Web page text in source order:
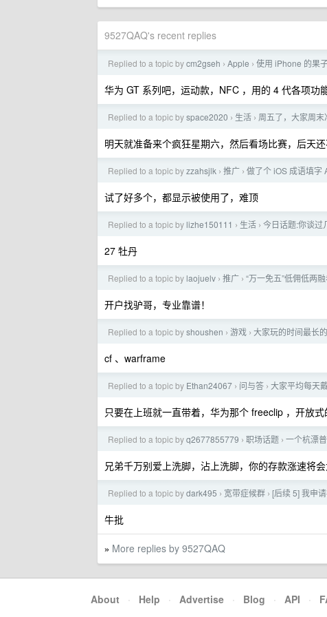
9527QAQ's recent replies
Replied to a topic bycm2gseh › Apple › 使用 iPhone 的果
华为 GT 系列吧，运动款，NFC ，用的 4 代各项功
Replied to a topic byspace2020 › 生活 › 周五了，大家周
明天就准备来个疯狂星期六，然后看场比赛，后天
Replied to a topic byzzahsjlk › 推广 › 做了个 iOS 成语填字
试了好多个，都显示被使用了，难顶
Replied to a topic by lizhe150111 › 生活 › 今日话题:你谈过
27 牡丹
Replied to a topic by laojuelv › 推广 › “万一免五”低佣低两
开户找驴哥，专业靠谱！
Replied to a topic byshoushen › 游戏 › 大家玩的时间最长
cf 、warframe
Replied to a topic by Ethan24067 › 问与答 › 大家平均每天
只要在上班就一直带着，华为那个 freeclip ，开放
Replied to a topic byq2677855779 › 职场话题 › 一个杭漂
兄弟千万别爱上洗脚，沾上洗脚，你的存款涨速将
Replied to a topic bydark495 › 宽带症候群 › [后续 5] 我申
牛批
» More replies by 9527QAQ
About · Help · Advertise · Blog · API ·